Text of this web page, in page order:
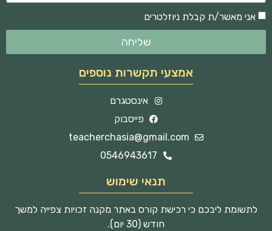
אני מאשר/ת קבלת ניוזלטרים
שליחה
אמצעי תקשרות נוספים
אינסטגרם
פייסבוק
teacherchasia@gmail.com
0546943617
תנאי שימוש
לתשומת ליבכם כי רכישת קורס באתר מקנה זכויות צפייה למשך
חודש (30 יום).